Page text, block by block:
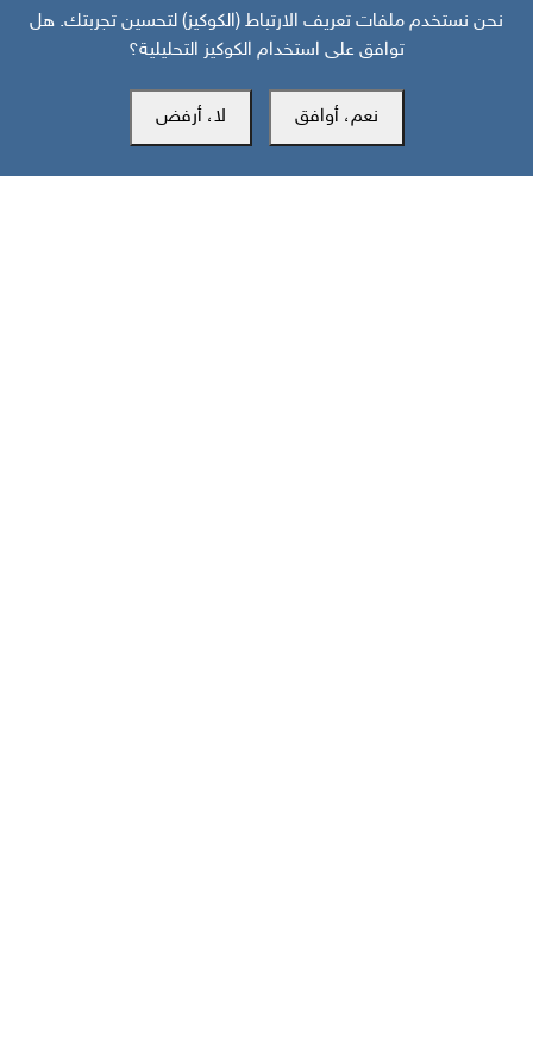
خارطة تفاعلية: تصعيد سعودي حوثي وهجمات على جبهات الجنوب
نحن نستخدم ملفات تعريف الارتباط (الكوكيز) لتحسين تجربتك. هل
توافق على استخدام الكوكيز التحليلية؟
نعم، أوافق لا، أرفض